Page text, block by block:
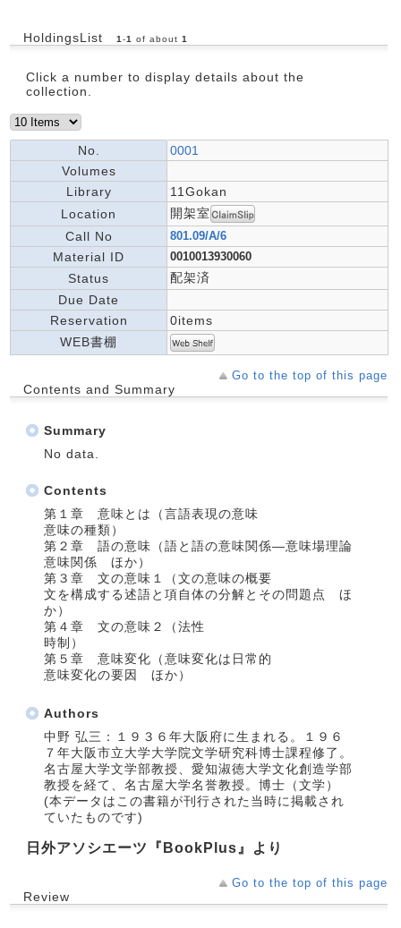
HoldingsList 1 -1 of about 1
Click a number to display details about the
collection.
No.
0001
Volumes
Library
11Gokan
Location
開架室
Call No
801.09/A/6
Material ID 0010013930060
Status
配架済
Due Date
Reservation
0items
WEB書棚
Go to the top of this page
Contents and Summary
Summary
No data.
Contents
第１章 意味とは（言語表現の意味
意味の種類）
第２章 語の意味（語と語の意味関係―意味場理論
意味関係 ほか）
第３章 文の意味１（文の意味の概要
文を構成する述語と項自体の分解とその問題点 ほ
か）
第４章 文の意味２（法性
時制）
第５章 意味変化（意味変化は日常的
意味変化の要因 ほか）
Authors
中野 弘三：１９３６年大阪府に生まれる。１９６
７年大阪市立大学大学院文学研究科博士課程修了。
名古屋大学文学部教授、愛知淑徳大学文化創造学部
教授を経て、名古屋大学名誉教授。博士（文学）
(本データはこの書籍が刊行された当時に掲載され
ていたものです)
日外アソシエーツ『BookPlus』より
Go to the top of this page
Review